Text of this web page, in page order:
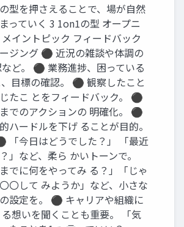
型を押さえることで、場が自然
っていく 3 1on1の型 オープニ
メイントピック フィードバック
ジング ⚫ 近況の雑談や体調の
ど。 ⚫ 業務進捗、困っている
、目標の確認。 ⚫ 観察したこと
たこ とをフィードバック。 ⚫
でのアクションの 明確化。 ⚫
ハードルを下げ ることが目的。
「今日はどうでした？」 「最近
」など、柔ら かいトーンで。
までに何をやってみ る？」「じゃ
〇して みようか」など、小さな
設定を。 ⚫ キャリアや組織に
想いを聞くことも重要。 「気